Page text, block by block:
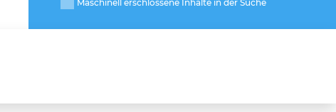
Maschinell erschlossene Inhalte in der Suche